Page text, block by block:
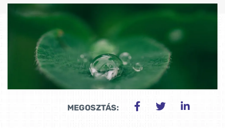
MEGOSZTÁS: